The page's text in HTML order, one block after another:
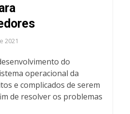
2021
do
operacional da
e complicados de serem
de resolver os problemas